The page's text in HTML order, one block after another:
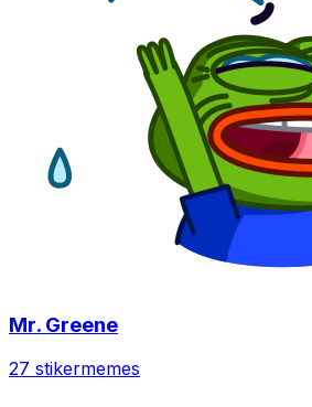
Mr. Greene
27 stikermemes